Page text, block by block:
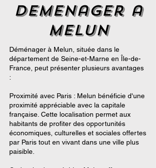
demenager a
melun
Déménager à Melun, située dans le
département de Seine-et-Marne en Île-de-
France, peut présenter plusieurs avantages
:
Proximité avec Paris : Melun bénéficie d'une
proximité appréciable avec la capitale
française. Cette localisation permet aux
habitants de profiter des opportunités
économiques, culturelles et sociales offertes
par Paris tout en vivant dans une ville plus
paisible.